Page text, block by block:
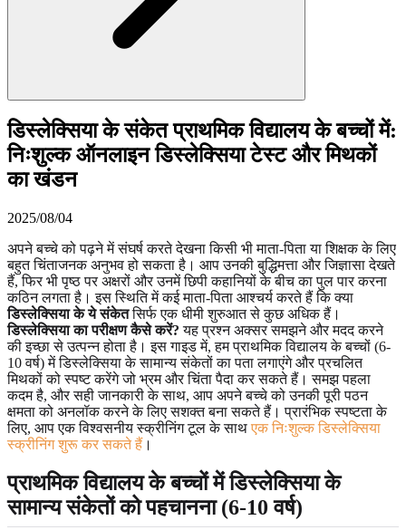
डिस्लेक्सिया के संकेत प्राथमिक विद्यालय के बच्चों में:
निःशुल्क ऑनलाइन डिस्लेक्सिया टेस्ट और मिथकों
का खंडन
2025/08/04
अपने बच्चे को पढ़ने में संघर्ष करते देखना किसी भी माता-पिता या शिक्षक के लिए
बहुत चिंताजनक अनुभव हो सकता है। आप उनकी बुद्धिमत्ता और जिज्ञासा देखते
हैं, फिर भी पृष्ठ पर अक्षरों और उनमें छिपी कहानियों के बीच का पुल पार करना
कठिन लगता है। इस स्थिति में कई माता-पिता आश्चर्य करते हैं कि क्या
डिस्लेक्सिया के ये संकेतसिर्फ एक धीमी शुरुआत से कुछ अधिक हैं।
डिस्लेक्सिया का परीक्षण कैसे करें? यह प्रश्न अक्सर समझने और मदद करने
की इच्छा से उत्पन्न होता है। इस गाइड में, हम प्राथमिक विद्यालय के बच्चों (6-
10 वर्ष) में डिस्लेक्सिया के सामान्य संकेतों का पता लगाएंगे और प्रचलित
मिथकों को स्पष्ट करेंगे जो भ्रम और चिंता पैदा कर सकते हैं। समझ पहला
कदम है, और सही जानकारी के साथ, आप अपने बच्चे को उनकी पूरी पठन
क्षमता को अनलॉक करने के लिए सशक्त बना सकते हैं। प्रारंभिक स्पष्टता के
लिए, आप एक विश्वसनीय स्क्रीनिंग टूल के साथएक निःशुल्क डिस्लेक्सिया
स्क्रीनिंग शुरू कर सकते हैं ।
प्राथमिक विद्यालय के बच्चों में डिस्लेक्सिया के
सामान्य संकेतों को पहचानना (6-10 वर्ष)